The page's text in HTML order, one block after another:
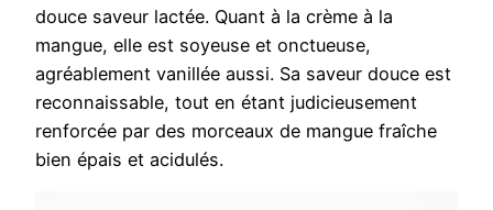
douce saveur lactée. Quant à la crème à la
mangue, elle est soyeuse et onctueuse,
agréablement vanillée aussi. Sa saveur douce est
reconnaissable, tout en étant judicieusement
renforcée par des morceaux de mangue fraîche
bien épais et acidulés.